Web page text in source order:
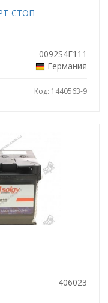
СТОП
0092S4E111
Германия
Код: 1440563-9
406023